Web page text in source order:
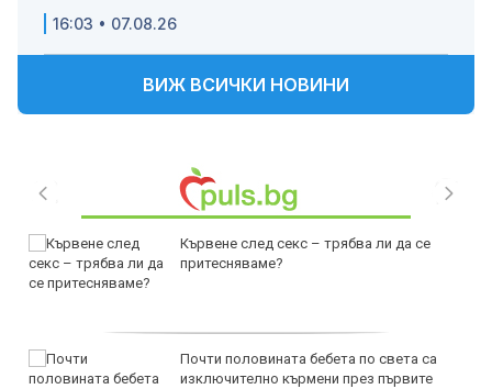
16:03 • 07.08.26
ВИЖ ВСИЧКИ НОВИНИ
Кървене след секс – трябва ли да се
притесняваме?
Почти половината бебета по света са
изключително кърмени през първите